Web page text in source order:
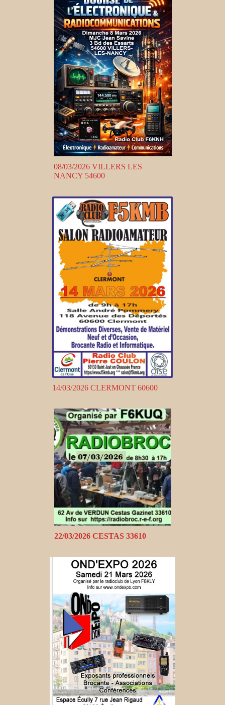
08/03/2026 VILLERS LES
NANCY 54600
14/03/2026 CLERMONT 60600
22/03/2026 CESTAS 33610